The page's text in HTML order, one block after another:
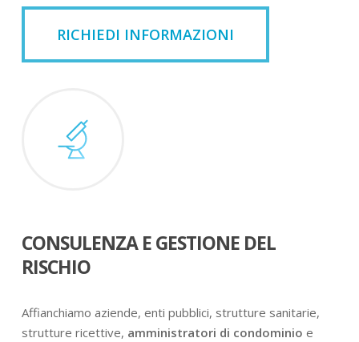
RICHIEDI INFORMAZIONI
CONSULENZA E GESTIONE DEL
RISCHIO
Affianchiamo aziende, enti pubblici, strutture sanitarie,
strutture ricettive, amministratori di condominio e